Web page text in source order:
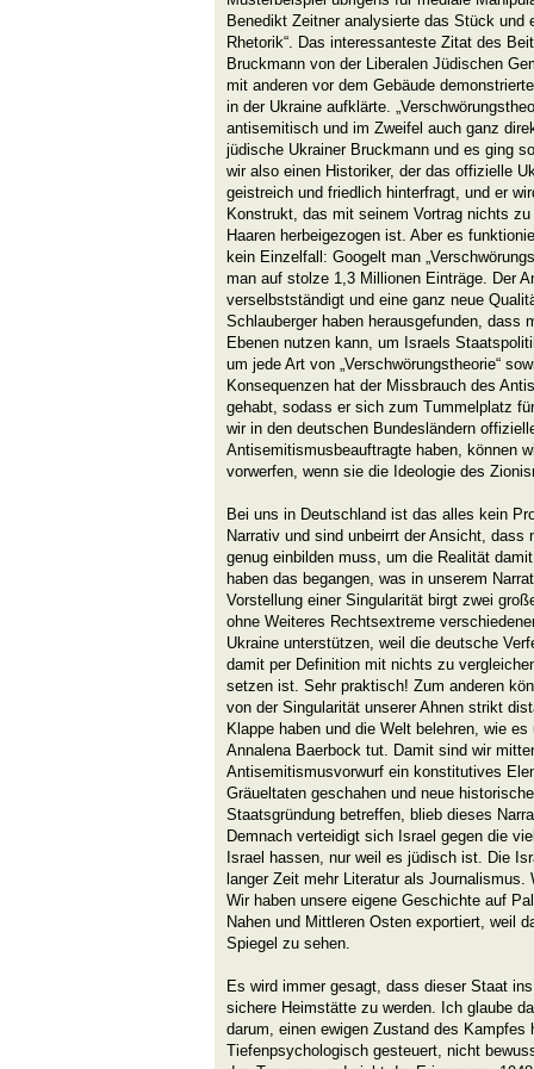
Benedikt Zeitner analysierte das Stück und
Rhetorik“. Das interessanteste Zitat des
Bruckmann von der Liberalen Jüdischen
mit anderen vor dem Gebäude
in der Ukraine aufklärte.
antisemitisch und im Zweifel auch ganz
jüdische Ukrainer Bruckmann und es ging
wir also einen Historiker, der das offizielle
geistreich und friedlich hinterfragt, und er
Konstrukt, das mit seinem Vortrag nichts
Haaren herbeigezogen ist. Aber es
kein Einzelfall: Googelt man
man auf stolze 1,3 Millionen Einträge. Der
verselbstständigt und eine ganz neue
Schlauberger haben herausgefunden, dass
Ebenen nutzen kann, um Israels
um jede Art von „Verschwörungstheorie“
Konsequenzen hat der Missbrauch des
gehabt, sodass er sich zum Tummelplatz
wir in den deutschen Bundesländern
Antisemitismusbeauftragte haben, können
vorwerfen, wenn sie die Ideologie des
Bei uns in Deutschland ist das alles kein
Narrativ und sind unbeirrt der Ansicht,
genug einbilden muss, um die Realität
haben das begangen, was in unserem
Vorstellung einer Singularität birgt zwei
ohne Weiteres Rechtsextreme
Ukraine unterstützen, weil die deutsche
damit per Definition mit nichts zu
setzen ist. Sehr praktisch! Zum anderen
von der Singularität unserer Ahnen strikt
Klappe haben und die Welt belehren, wie
Annalena Baerbock tut. Damit sind wir
Antisemitismusvorwurf ein konstitutives
Gräueltaten geschahen und neue
Staatsgründung betreffen, blieb dieses
Demnach verteidigt sich Israel gegen die
Israel hassen, nur weil es jüdisch ist. Die
langer Zeit mehr Literatur als Journalismus.
Wir haben unsere eigene Geschichte auf
Nahen und Mittleren Osten exportiert, weil
Spiegel zu sehen.
Es wird immer gesagt, dass dieser Staat
sichere Heimstätte zu werden. Ich glaube
darum, einen ewigen Zustand des Kampfes
Tiefenpsychologisch gesteuert, nicht